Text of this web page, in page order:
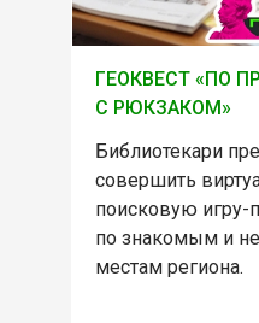
ГЕОКВЕСТ «ПО
С РЮКЗАКОМ»
Библиотекари
совершить
поисковую игру-
по знакомым и
местам региона.